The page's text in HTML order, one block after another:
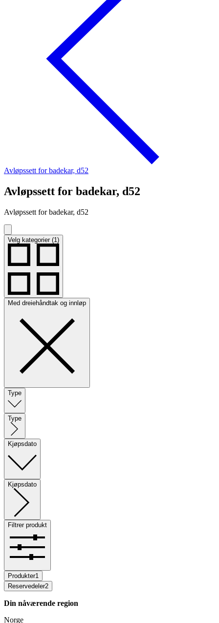
Avløpssett for badekar, d52
Avløpssett for badekar, d52
Avløpssett for badekar, d52
Velg kategorier (1)
Med dreiehåndtak og innløp
Type
Type
Kjøpsdato
Kjøpsdato
Filtrer produkt
Produkter1
Reservedeler2
Din nåværende region
Norge